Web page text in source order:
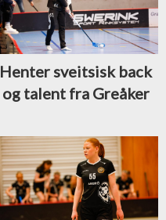
Henter sveitsisk back
og talent fra Greåker